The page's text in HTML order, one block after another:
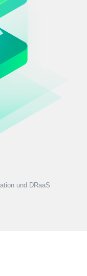
und DRaaS